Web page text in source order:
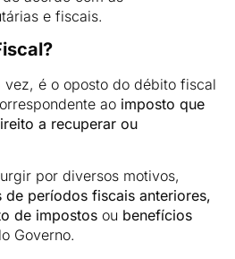
e fiscais.
é o oposto do débito fiscal
ao imposto que
a recuperar ou
por diversos motivos,
de períodos fiscais anteriores,
de impostos ou benefícios
Governo.